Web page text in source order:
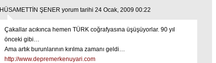
HÜSAMETTİN ŞENER yorum tarihi 24 Ocak, 2009 00:22
Çakallar acıkınca hemen TÜRK coğrafyasına üşüşüyorlar. 90 yıl
önceki gibi…
Ama artık burunlarının kırılma zamanı geldi…
http://www.depremerkenuyari.com